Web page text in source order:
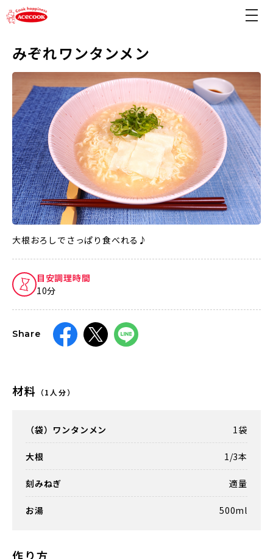
みぞれワンタンメン
大根おろしでさっぱり食べれる♪
目安調理時間
10分
Share
材料 （1人分）
（袋）ワンタンメン 1袋
大根 1/3本
刻みねぎ 適量
お湯 500ml
作り方